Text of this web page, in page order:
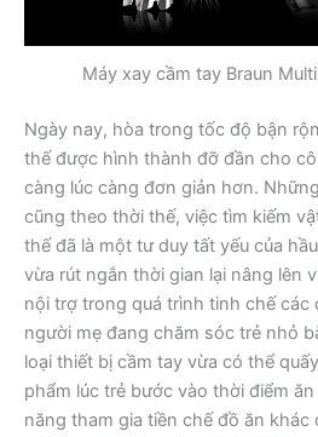
Máy xay cầm tay Braun
Ngày nay, hòa trong tốc độ bận
thế được hình thành đỡ đần cho
càng lúc càng đơn giản hơn.
cũng theo thời thế, việc tìm kiếm
thế đã là một tư duy tất yếu của
vừa rút ngắn thời gian lại nâng lên
nội trợ trong quá trình tinh chế các
người mẹ đang chăm sóc trẻ nhỏ
loại thiết bị cầm tay vừa có thể
phẩm lúc trẻ bước vào thời điểm
năng tham gia tiền chế đồ ăn